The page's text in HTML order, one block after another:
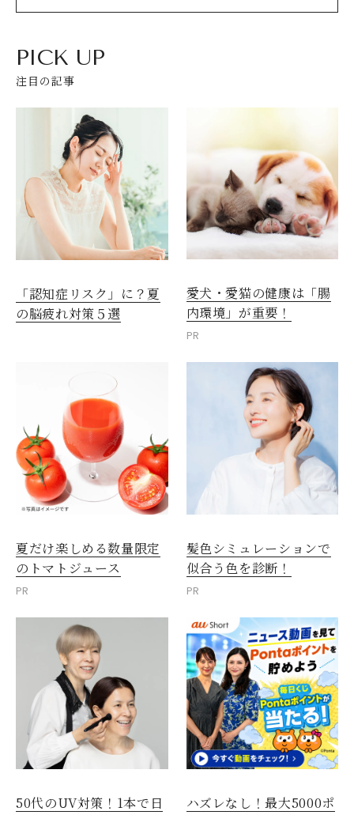
PICK UP
注目の記事
「認知症リスク」に？夏
の脳疲れ対策５選
愛犬・愛猫の健康は「腸
内環境」が重要！
PR
夏だけ楽しめる数量限定
のトマトジュース
PR
髪色シミュレーションで
似合う色を診断！
PR
50代のUV対策！1本で日
ハズレなし！最大5000ポ